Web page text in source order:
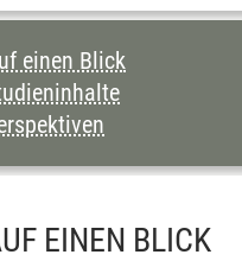
Termine & Veranstaltungen
Projekte
Team
einen Blick
EINEN BLICK